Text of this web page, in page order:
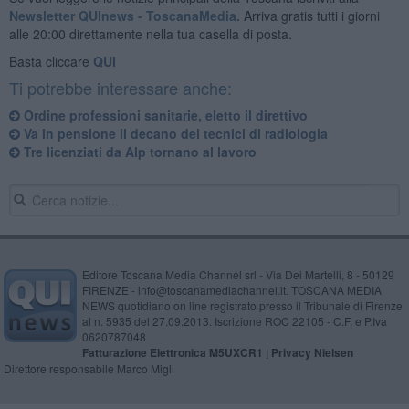
Newsletter QUInews - ToscanaMedia. Arriva gratis tutti i giorni
alle 20:00 direttamente nella tua casella di posta.
Basta cliccare QUI
Ti potrebbe interessare anche:
Ordine professioni sanitarie, eletto il direttivo
Va in pensione il decano dei tecnici di radiologia
Tre licenziati da Alp tornano al lavoro
Editore Toscana Media Channel srl - Via Dei Martelli, 8 - 50129
FIRENZE - info@toscanamediachannel.it. TOSCANA MEDIA
NEWS quotidiano on line registrato presso il Tribunale di Firenze
al n. 5935 del 27.09.2013. Iscrizione ROC 22105 - C.F. e P.Iva
0620787048
Fatturazione Elettronica M5UXCR1 | Privacy Nielsen
Direttore responsabile Marco Migli